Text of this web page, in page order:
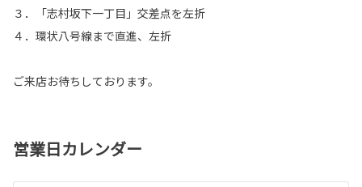
３．「志村坂下一丁目」交差点を左折
４．環状八号線まで直進、左折
ご来店お待ちしております。
営業日カレンダー